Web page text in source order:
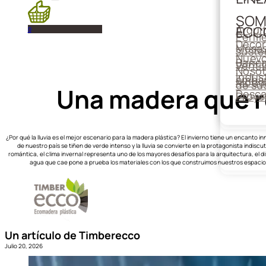
de
0
Una madera que
¿Por qué la lluvia es el mejor escenario para la madera plástica? El invierno tiene un encanto
de nuestro país se tiñen de verde intenso y la lluvia se convierte en la protagonista
romántica, el clima invernal representa uno de los mayores desafíos para la arquitectura, el
agua que cae pone a prueba los materiales con los que construimos nuestros
Un artículo de Timberecco
Julio 20, 2026